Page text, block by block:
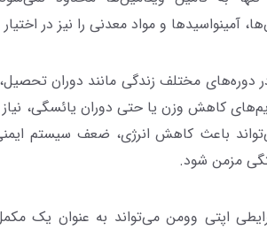
آمینواسیدها و مواد معدنی را نیز در
دوره‌های مختلف زندگی مانند دوران
کاهش وزن یا حتی دوران یائسگی،
باعث کاهش انرژی، ضعف سیستم
مزمن شود.
اپتی وومن می‌تواند به عنوان یک